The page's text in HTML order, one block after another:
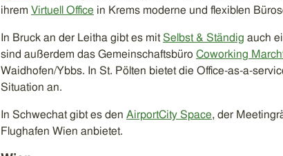
ihrem Virtuell Office in Krems moderne und flexiblen
In Bruck an der Leitha gibt es mitSelbst & Ständig auch
sind außerdem das Gemeinschaftsbüro Coworking
Waidhofen/Ybbs. In St. Pölten bietet die Office-as-a-
Situation an.
In Schwechat gibt es den AirportCity Space, der
Flughafen Wien anbietet.